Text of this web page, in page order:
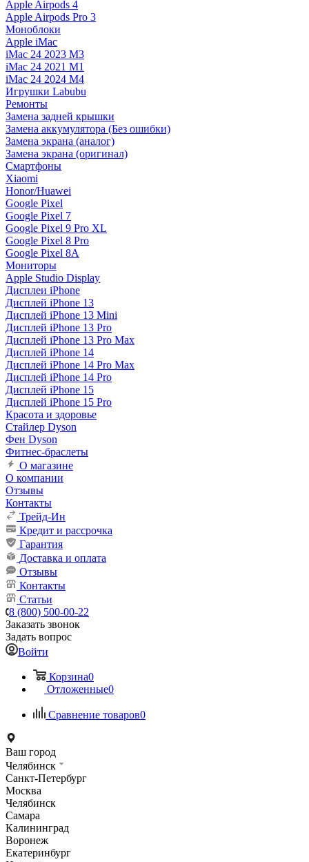
Apple Airpods 4
Apple Airpods Pro 3
Моноблоки
Apple iMac
iMac 24 2023 M3
iMac 24 2021 M1
iMac 24 2024 M4
Игрушки Labubu
Ремонты
Замена задней крышки
Замена аккумулятора (Без ошибки)
Замена экрана (аналог)
Замена экрана (оригинал)
Смартфоны
Xiaomi
Honor/Huawei
Google Pixel
Google Pixel 7
Google Pixel 9 Pro XL
Google Pixel 8 Pro
Google Pixel 8A
Мониторы
Apple Studio Display
Дисплеи iPhone
Дисплей iPhone 13
Дисплей iPhone 13 Mini
Дисплей iPhone 13 Pro
Дисплей iPhone 13 Pro Max
Дисплей iPhone 14
Дисплей iPhone 14 Pro Max
Дисплей iPhone 14 Pro
Дисплей iPhone 15
Дисплей iPhone 15 Pro
Красота и здоровье
Стайлер Dyson
Фен Dyson
Фитнес-браслеты
О магазине
О компании
Отзывы
Контакты
Трейд-Ин
Кредит и рассрочка
Гарантия
Доставка и оплата
Отзывы
Контакты
Статьи
8 (800) 500-00-22
Заказать звонок
Задать вопрос
Войти
Корзина0
Отложенные0
Сравнение товаров0
Ваш город
Челябинск
Санкт-Петербург
Москва
Челябинск
Самара
Калининград
Воронеж
Екатеринбург